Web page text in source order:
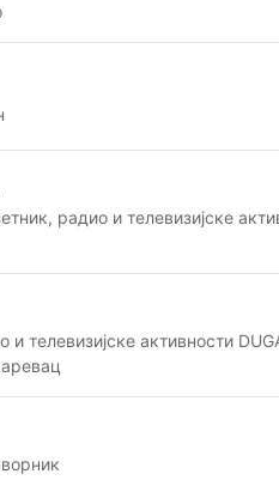
радио и телевизијске
телевизијске активности